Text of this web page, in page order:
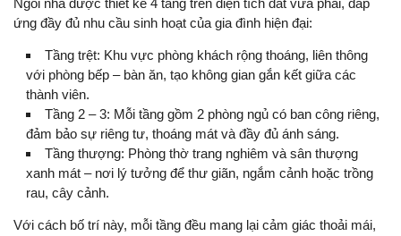
Ngôi nhà được thiết kế 4 tầng trên diện tích đất vừa phải, đáp
ứng đầy đủ nhu cầu sinh hoạt của gia đình hiện đại:
Tầng trệt: Khu vực phòng khách rộng thoáng, liên thông
với phòng bếp – bàn ăn, tạo không gian gắn kết giữa các
thành viên.
Tầng 2 – 3: Mỗi tầng gồm 2 phòng ngủ có ban công riêng,
đảm bảo sự riêng tư, thoáng mát và đầy đủ ánh sáng.
Tầng thượng: Phòng thờ trang nghiêm và sân thượng
xanh mát – nơi lý tưởng để thư giãn, ngắm cảnh hoặc trồng
rau, cây cảnh.
Với cách bố trí này, mỗi tầng đều mang lại cảm giác thoải mái,